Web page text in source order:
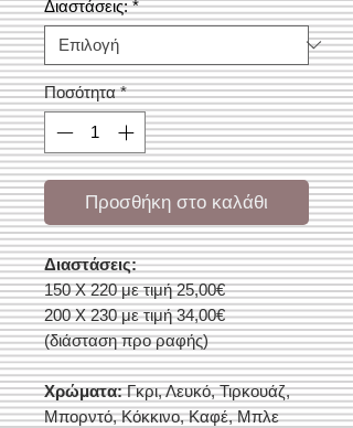
Διαστάσεις: *
Ποσότητα *
Προσθήκη στο καλάθι
Διαστάσεις:
150 Χ 220 με τιμή 25,00€
200 Χ 230 με τιμή 34,00€
(διάσταση προ ραφής)
Χρώματα:Γκρι, Λευκό, Τιρκουάζ,
Μπορντό, Κόκκινο, Καφέ, Μπλε